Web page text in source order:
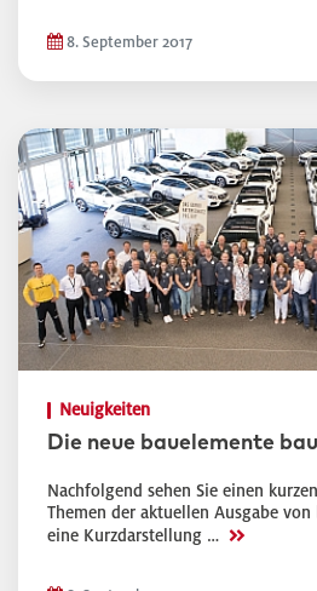
8. September 2017
Neuigkeiten
Die neue bauelemente
Nachfolgend sehen Sie einen
Themen der aktuellen Ausgabe
eine Kurzdarstellung … >>